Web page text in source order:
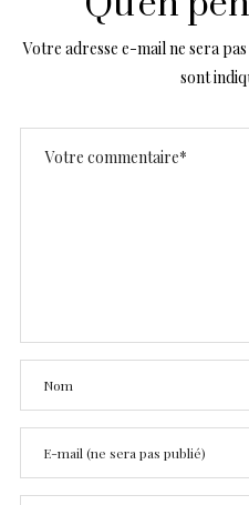
Votre adresse e-mail ne sera
sont